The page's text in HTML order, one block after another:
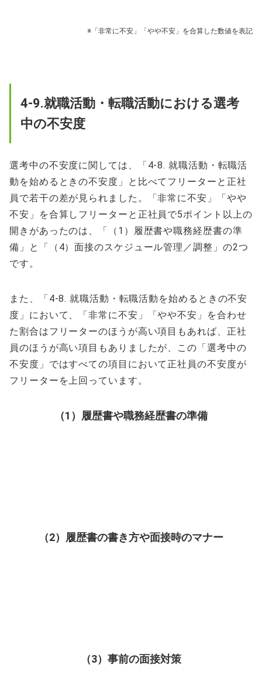
※「非常に不安」「やや不安」を合算した数値を表記
4-9.就職活動・転職活動における選考
中の不安度
選考中の不安度に関しては、「4-8. 就職活動・転職活
動を始めるときの不安度」と比べてフリーターと正社
員で若干の差が見られました。「非常に不安」「やや
不安」を合算しフリーターと正社員で5ポイント以上の
開きがあったのは、「（1）履歴書や職務経歴書の準
備」と「（4）面接のスケジュール管理／調整」の2つ
です。
また、「4-8. 就職活動・転職活動を始めるときの不安
度」において、「非常に不安」「やや不安」を合わせ
た割合はフリーターのほうが高い項目もあれば、正社
員のほうが高い項目もありましたが、この「選考中の
不安度」ではすべての項目において正社員の不安度が
フリーターを上回っています。
（1）履歴書や職務経歴書の準備
（2）履歴書の書き方や面接時のマナー
（3）事前の面接対策